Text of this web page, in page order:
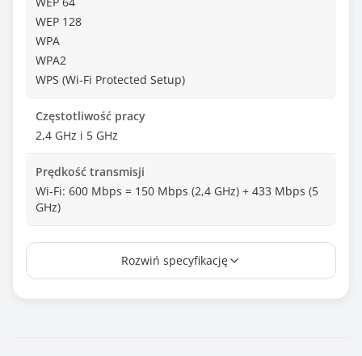
WEP 128
WPA
WPA2
WPS (Wi-Fi Protected Setup)
Częstotliwość pracy
2,4 GHz i 5 GHz
Prędkość transmisji
Wi-Fi: 600 Mbps = 150 Mbps (2,4 GHz) + 433 Mbps (5
GHz)
Antena
Wewnętrzna - 2 szt.
Wymiary [G x S x W] (mm)
Rozwiń specyfikację